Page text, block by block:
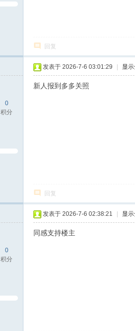
回复
0
积分
发表于 2026-7-6 03:01:29 显
新人报到多多关照
回复
0
积分
发表于 2026-7-6 02:38:21 显
同感支持楼主